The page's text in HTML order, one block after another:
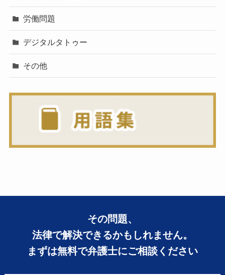
労働問題
デジタルタトゥー
その他
その問題、
法律で解決できるかもしれません。
まずは無料で弁護士にご相談ください